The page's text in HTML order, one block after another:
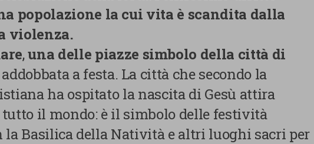
popolazione la cui vita è scandita dalla
violenza.
,una delle piazze simbolo della città di
addobbata a festa. La città che secondo la
ha ospitato la nascita di Gesù attira
il mondo: è il simbolo delle festività
la Basilica della Natività e altri luoghi sacri per